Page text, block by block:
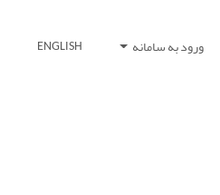
ورود به سامانه ENGLISH